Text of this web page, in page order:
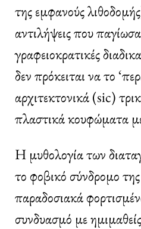
της εμφανούς
αντιλήψεις που
γραφειοκρατικές
δεν πρόκειται να το
αρχιτεκτονικά (sic)
πλαστικά κουφώματα
Η μυθολογία των
το φοβικό σύνδρομο
παραδοσιακά
συνδυασμό με